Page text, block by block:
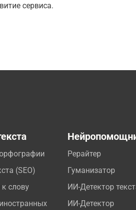
сервиса.
(SEO)
слову
Рерайтер
Гуманизатор
ИИ-Детектор
ИИ-Детектор